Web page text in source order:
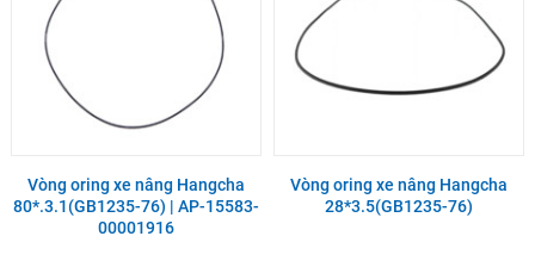
Vòng oring xe nâng Hangcha
80*.3.1(GB1235-76) | AP-15583-
00001916
Vòng oring xe nâng Hangcha
28*3.5(GB1235-76)